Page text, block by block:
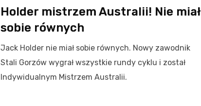
Holder mistrzem Australii! Nie miał
sobie równych
Jack Holder nie miał sobie równych. Nowy zawodnik
Stali Gorzów wygrał wszystkie rundy cyklu i został
Indywidualnym Mistrzem Australii.